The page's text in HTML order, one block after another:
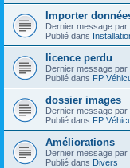
Importer
Dernier message par
Publié dans
licence perdu
Dernier message par
Publié dans FP
dossier images
Dernier message par
Publié dans FP
Améliorations
Dernier message par
Publié dans Divers